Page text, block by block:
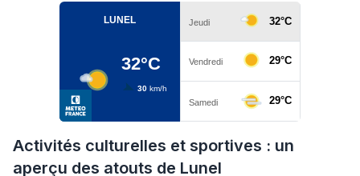
Activités culturelles et sportives : un
aperçu des atouts de Lunel